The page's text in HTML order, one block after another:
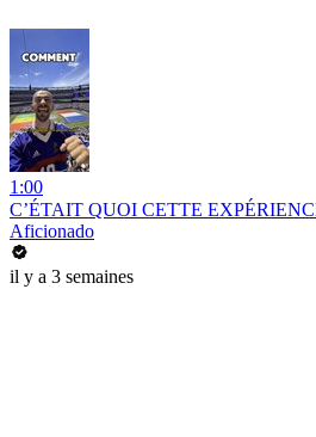
1:00
C’ÉTAIT QUOI CETTE
Aficionado
il y a 3 semaines